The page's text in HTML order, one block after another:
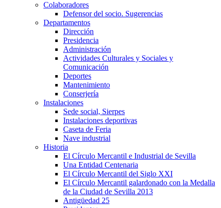
Colaboradores
Defensor del socio. Sugerencias
Departamentos
Dirección
Presidencia
Administración
Actividades Culturales y Sociales y
Comunicación
Deportes
Mantenimiento
Conserjería
Instalaciones
Sede social, Sierpes
Instalaciones deportivas
Caseta de Feria
Nave industrial
Historia
El Círculo Mercantil e Industrial de Sevilla
Una Entidad Centenaria
El Círculo Mercantil del Siglo XXI
El Círculo Mercantil galardonado con la Medalla
de la Ciudad de Sevilla 2013
Antigüedad 25